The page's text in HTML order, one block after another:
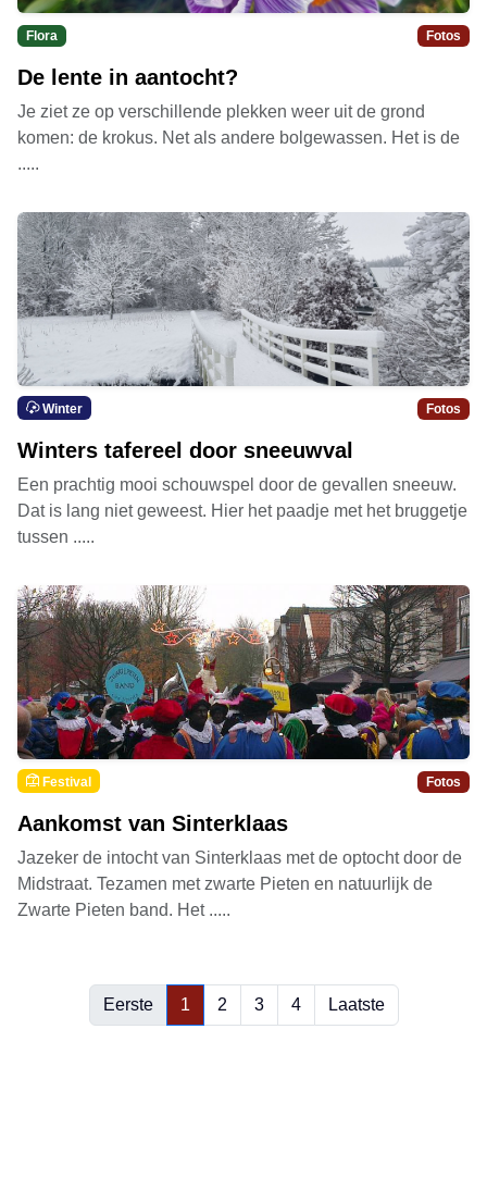
Flora Fotos
De lente in aantocht?
Je ziet ze op verschillende plekken weer uit de grond
komen: de krokus. Net als andere bolgewassen. Het is de
.....
Winter Fotos
Winters tafereel door sneeuwval
Een prachtig mooi schouwspel door de gevallen sneeuw.
Dat is lang niet geweest. Hier het paadje met het bruggetje
tussen .....
Festival Fotos
Aankomst van Sinterklaas
Jazeker de intocht van Sinterklaas met de optocht door de
Midstraat. Tezamen met zwarte Pieten en natuurlijk de
Zwarte Pieten band. Het .....
Eerste 1 2 3 4 Laatste